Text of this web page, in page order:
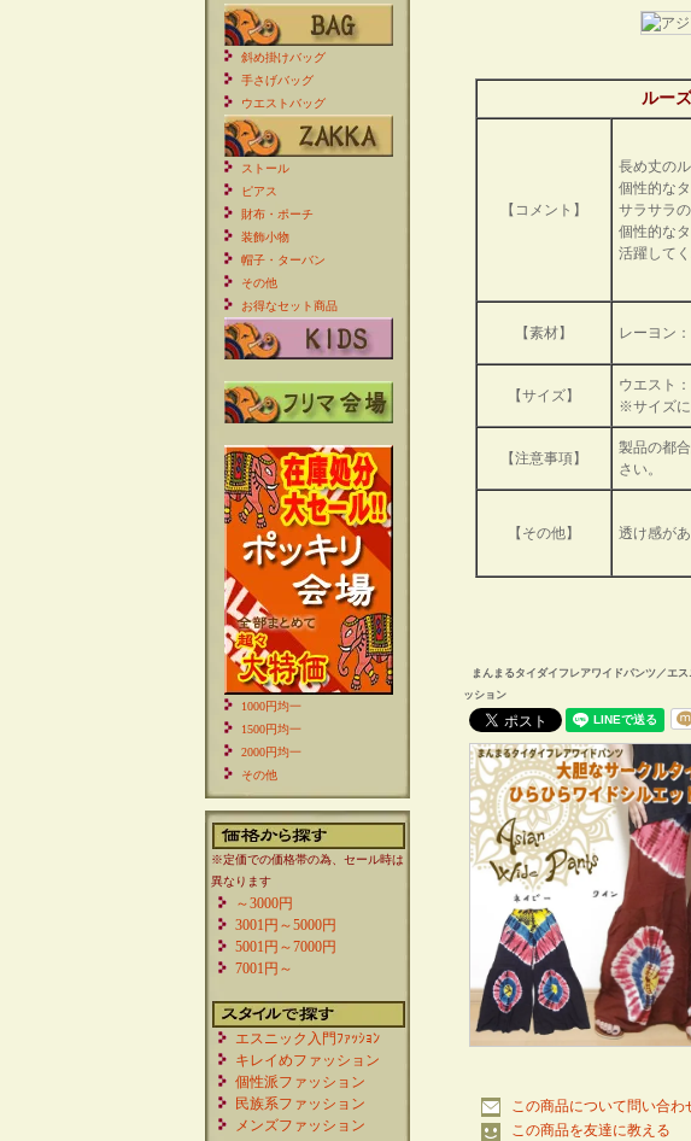
ルー
【コメント】
長め丈の
個性的な
サラサラ
個性的な
活躍して
【素材】 レーヨン
【サイズ】
ウエスト
※サイズに
【注意事項】
製品の都
さい。
【その他】 透け感が
まんまるタイダイフレアワイドパンツ／エ
ッション
この商品について問い合わ
この商品を友達に教える
斜め掛けバッグ
手さげバッグ
ウエストバッグ
ストール
ピアス
財布・ポーチ
装飾小物
帽子・ターバン
その他
お得なセット商品
1000円均一
1500円均一
2000円均一
その他
※定価での価格帯の為、セール時は
異なります
～3000円
3001円～5000円
5001円～7000円
7001円～
エスニック入門ﾌｧｯｼｮﾝ
キレイめファッション
個性派ファッション
民族系ファッション
メンズファッション